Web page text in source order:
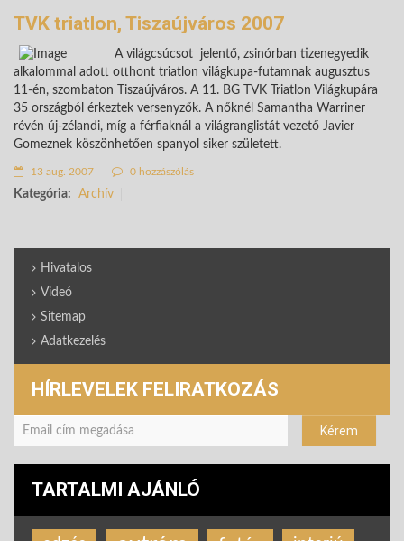
TVK triatlon, Tiszaújváros 2007
A világcsúcsot jelentő, zsinórban tizenegyedik
alkalommal adott otthont triatlon világkupa-futamnak augusztus
11-én, szombaton Tiszaújváros. A 11. BG TVK Triatlon Világkupára
35 országból érkeztek versenyzők. A nőknél Samantha Warriner
révén új-zélandi, míg a férfiaknál a világranglistát vezető Javier
Gomeznek köszönhetően spanyol siker született.
13 aug. 2007 0 hozzászólás
Kategória: Archív
Hivatalos
Videó
Sitemap
Adatkezelés
HÍRLEVELEK FELIRATKOZÁS
TARTALMI AJÁNLÓ